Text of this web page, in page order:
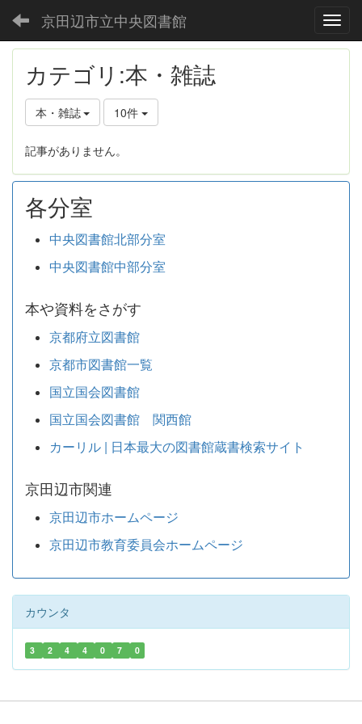
京田辺市立中央図書館
カテゴリ:本・雑誌
本・雑誌 10件
記事がありません。
各分室
中央図書館北部分室
中央図書館中部分室
本や資料をさがす
京都府立図書館
京都市図書館一覧
国立国会図書館
国立国会図書館 関西館
カーリル | 日本最大の図書館蔵書検索サイト
京田辺市関連
京田辺市ホームページ
京田辺市教育委員会ホームページ
カウンタ
3 2 4 4 0 7 0